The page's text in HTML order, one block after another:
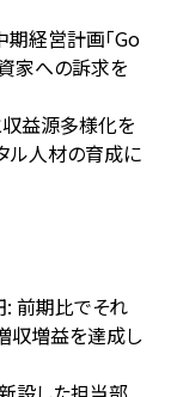
経営計画「Go
家への訴求を
益源多様化を
ル人材の育成に
前期比でそれ
収増益を達成し